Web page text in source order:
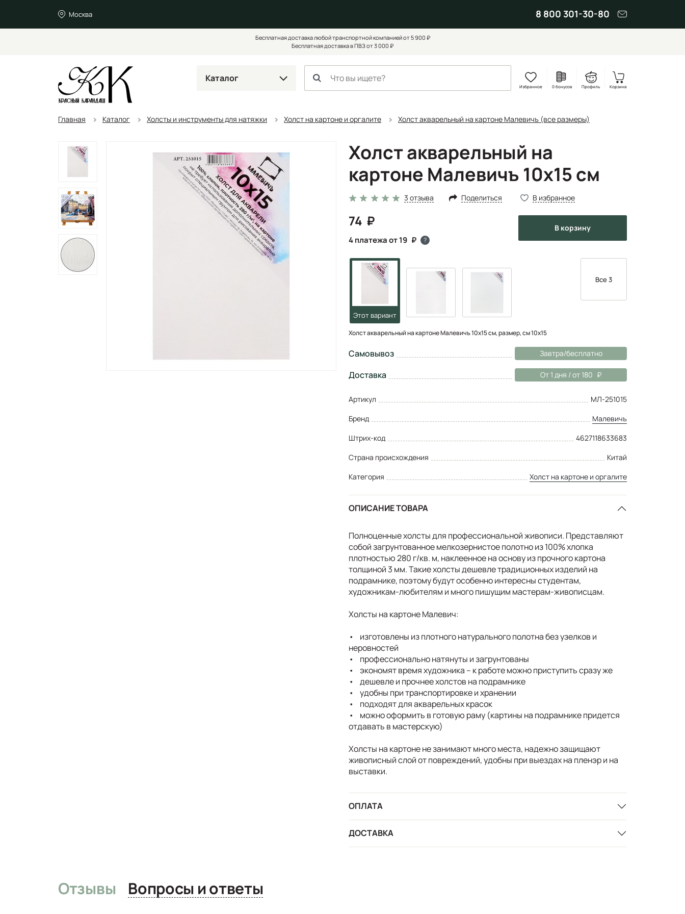
Москва 8 800 301-30-80
Бесплатная доставка любой транспортной компанией от 5 900 ₽
Бесплатная доставка в ПВЗ от 3 000 ₽
Каталог
Избранное 0 бонусов Профиль Корзина
Главная Каталог Холсты и инструменты для натяжки Холст на картоне и оргалите Холст акварельный на картоне Малевичъ (все размеры)
Холст акварельный на
картоне Малевичъ 10x15 см
3 отзыва Поделиться В избранное
74
4 платежа от 19 ?
в корзину
Все 3
Холст акварельный на картоне Малевичъ 10x15 см, размер, см 10х15
Самовывоз Завтра/бесплатно
Доставка От 1 дня / от 180
Артикул
МЛ-251015
Бренд
Малевичъ
Штрих-код
4627118633683
Страна происхождения
Китай
Категория
Холст на картоне и оргалите
ОПИСАНИЕ ТОВАРА
Полноценные холсты для профессиональной живописи. Представляют
собой загрунтованное мелкозернистое полотно из 100% хлопка
плотностью 280 г/кв. м, наклеенное на основу из прочного картона
толщиной 3 мм. Такие холсты дешевле традиционных изделий на
подрамнике, поэтому будут особенно интересны студентам,
художникам-любителям и много пишущим мастерам-живописцам.
Холсты на картоне Малевич:
• изготовлены из плотного натурального полотна без узелков и
неровностей
• профессионально натянуты и загрунтованы
• экономят время художника – к работе можно приступить сразу же
• дешевле и прочнее холстов на подрамнике
• удобны при транспортировке и хранении
• подходят для акварельных красок
• можно оформить в готовую раму (картины на подрамнике придется
отдавать в мастерскую)
Холсты на картоне не занимают много места, надежно защищают
живописный слой от повреждений, удобны при выездах на пленэр и на
выставки.
ОПЛАТА
ДОСТАВКА
Отзывы Вопросы и ответы